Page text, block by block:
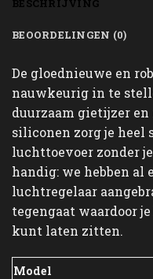
BESCHRIJVING
BEOORDELINGEN (0)
De gloednieuwe en
nauwkeurig in te
duurzaam gietijzer en
siliconen zorg je heel
luchttoevoer zonder
handig: we hebben al
luchtregelaar
tegengaat waardoor
kunt laten zitten.
Model